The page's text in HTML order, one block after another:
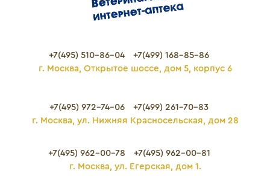
+7(495) 510-86-04
+7(499) 168-85-86
г. Москва, Открытое шоссе, дом 5, корпус 6
+7(495) 972-74-06
+7(499) 261-70-83
г. Москва, ул. Нижняя Красносельская, дом 28
+7(495) 962-00-78
+7(495) 962-00-81
г. Москва, ул. Егерская, дом 1.